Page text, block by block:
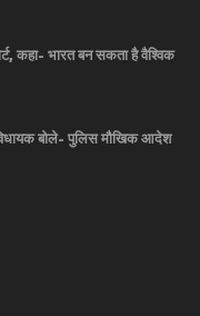
कहा- भारत बन सकता है वैश्विक
बोले- पुलिस मौखिक आदेश